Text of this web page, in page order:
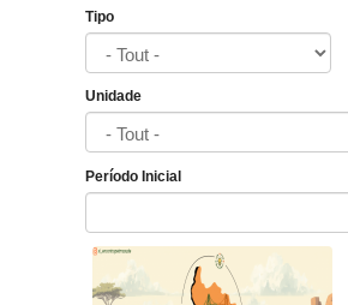
Tipo
Unidade
Período Inicial
Date